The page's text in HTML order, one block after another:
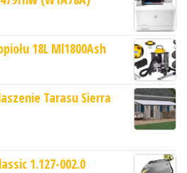
18L Ml1800Ash
Tarasu Sierra
1.127-002.0